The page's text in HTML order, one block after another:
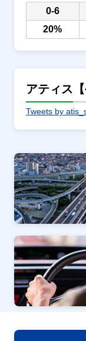
0-6
20%
アティス
Tweets by